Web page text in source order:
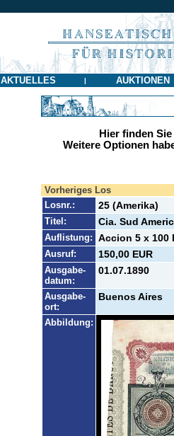
AKTUELLES | AUKTIONEN
Hier finden
Weitere Optionen
Vorheriges Los
Losnr.:
25 (Amerika)
Titel: Cia. Sud
Auflistung: Accion 5 x 100
Ausruf: 150,00 EUR
Ausgabe-
datum:
01.07.1890
Ausgabe-
ort:
Buenos Aires
Abbildung: